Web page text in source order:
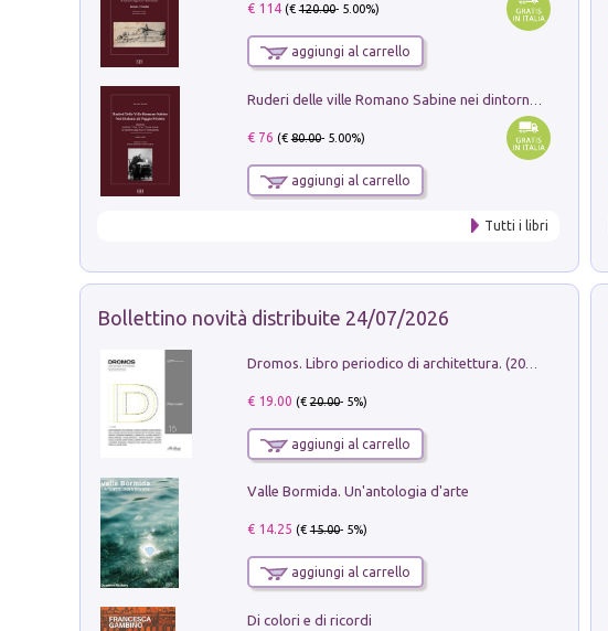
€ 114(€120.00- 5.00%)
aggiungi al carrello
€ 76 (€80.00- 5.00%)
aggiungi al carrello
Tutti i libri
Bollettino novità distribuite 24/07/2026
Dromos. Libro periodico di architettura. (2026). Vol. 15: Post-model
€ 19.00 (€20.00- 5%)
aggiungi al carrello
Valle Bormida. Un'antologia d'arte
€ 14.25 (€15.00- 5%)
aggiungi al carrello
Di colori e di ricordi